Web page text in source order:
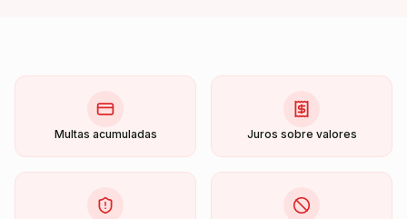
Multas acumuladas Juros sobre valores